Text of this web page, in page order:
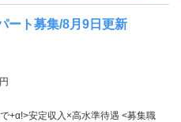
ート募集/8月9日更新
+α!>安定収入×高水準待遇 <募集職